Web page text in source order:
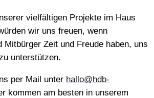
vielfältigen Projekte im Haus
wir uns freuen, wenn
Mitbürger Zeit und Freude haben, uns
unterstützen.
per Mail unter hallo@hdb-
kommen am besten in unserem